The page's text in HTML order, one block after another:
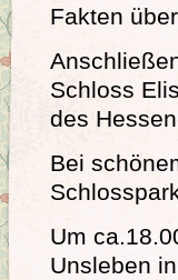
Fakten
Schloss
des
Bei
Um
Unsleben